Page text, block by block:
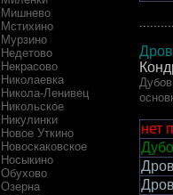
Мишнево
Мстихино
Мурзино
Недетово
Некрасово
Николаевка
Никола-Ленивец
Никольское
Никулинки
Новое Уткино
Новоскаковское
Носыкино
Обухово
Озерна
нет